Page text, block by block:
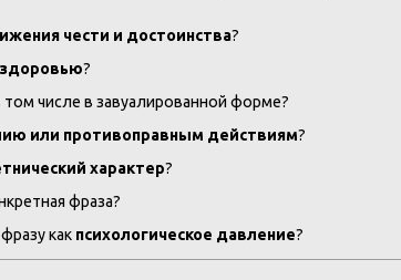
чести и достоинства?
?
том числе в завуалированной форме?
или противоправным действиям?
характер?
фраза?
как психологическое давление?